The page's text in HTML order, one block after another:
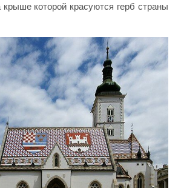
которой красуются герб страны